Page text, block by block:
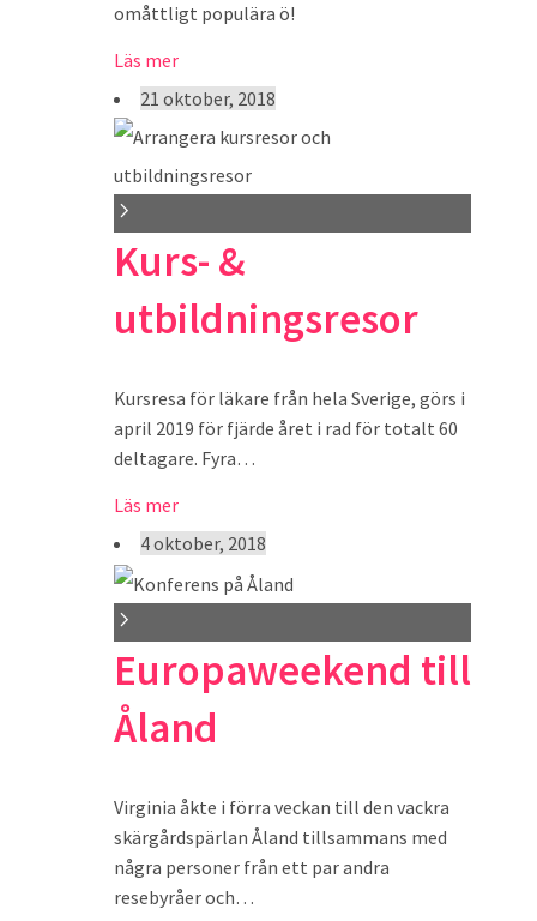
omåttligt populära ö!
Läs mer
21 oktober, 2018
Kurs- &
utbildningsresor
Kursresa för läkare från hela Sverige, görs i
april 2019 för fjärde året i rad för totalt 60
deltagare. Fyra…
Läs mer
4 oktober, 2018
Europaweekend till
Åland
Virginia åkte i förra veckan till den vackra
skärgårdspärlan Åland tillsammans med
några personer från ett par andra
resebyråer och…